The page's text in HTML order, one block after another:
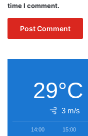
time I comment.
29°C
3 m/s
14:00 15:00